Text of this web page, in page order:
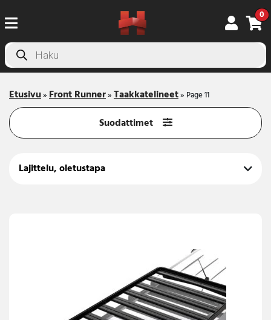
0
Products
search
Etusivu»Front Runner»Taakkatelineet» Page 11
Suodattimet